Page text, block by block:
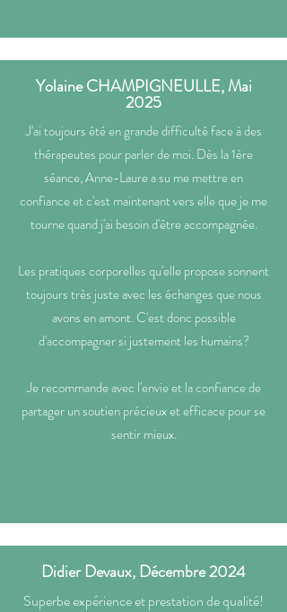
Yolaine CHAMPIGNEULLE, Mai
2025
J'ai toujours été en grande difficulté face à des
thérapeutes pour parler de moi. Dès la 1ère
séance, Anne-Laure a su me mettre en
confiance et c'est maintenant vers elle que je me
tourne quand j'ai besoin d'être accompagnée.
Les pratiques corporelles qu'elle propose sonnent
toujours très juste avec les échanges que nous
avons en amont. C'est donc possible
d'accompagner si justement les humains?
Je recommande avec l'envie et la confiance de
partager un soutien précieux et efficace pour se
sentir mieux.
Didier Devaux, Décembre 2024
Superbe expérience et prestation de qualité!